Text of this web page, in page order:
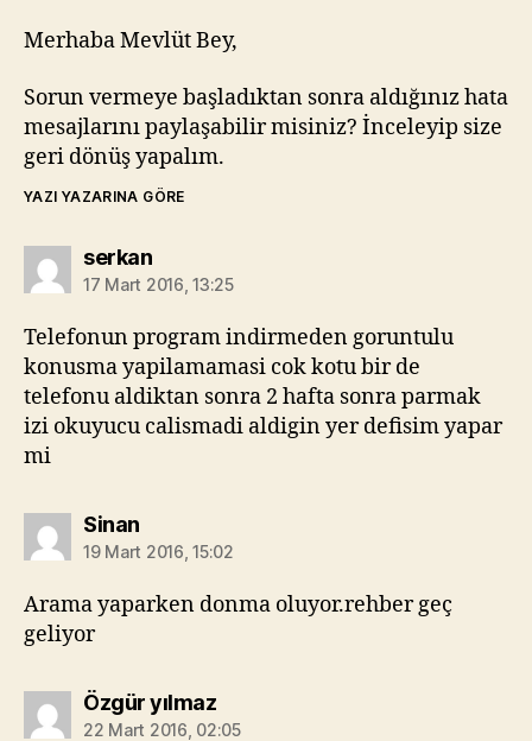
Merhaba Mevlüt Bey,
Sorun vermeye başladıktan sonra aldığınız hata
mesajlarını paylaşabilir misiniz? İnceleyip size
geri dönüş yapalım.
YAZI YAZARINA GÖRE
serkandiyorki:
17 Mart 2016, 13:25
Telefonun program indirmeden goruntulu
konusma yapilamamasi cok kotu bir de
telefonu aldiktan sonra 2 hafta sonra parmak
izi okuyucu calismadi aldigin yer defisim yapar
mi
Sinandiyorki:
19 Mart 2016, 15:02
Arama yaparken donma oluyor.rehber geç
geliyor
Özgür yılmazdiyorki:
22 Mart 2016, 02:05